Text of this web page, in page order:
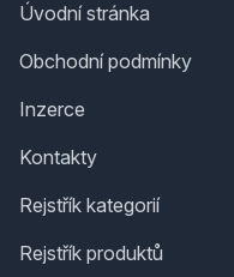
Úvodní stránka
Obchodní podmínky
Inzerce
Kontakty
Rejstřík kategorií
Rejstřík produktů